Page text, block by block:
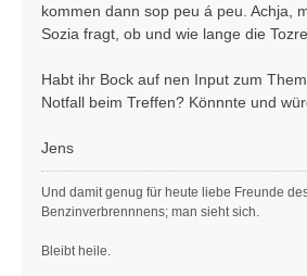
r
a
kommen dann sop peu á peu. Achja,
Sozia fragt, ob und wie lange die
Habt ihr Bock auf nen Input zum
Notfall beim Treffen? Könnnte und
Jens
Und damit genug für heute liebe Freunde
Benzinverbrennnens; man sieht sich.
Bleibt heile.